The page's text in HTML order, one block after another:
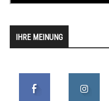
IHRE MEINUNG